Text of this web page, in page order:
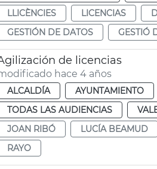
LLICÈNCIES
LICENCIAS
GESTIÓN DE DATOS
GESTIÓ
de licencias
hace 4 años
ALCALDÍA AYUNTAMIENTO
TODAS LAS AUDIENCIAS
JOAN RIBÓ
LUCÍA BEAMUD
RAYO